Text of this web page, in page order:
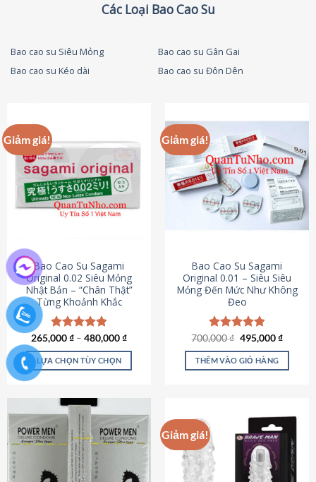
thể.
tùy
thể
được
chọn
trên
trang
sản
phẩm
Các Loại Bao Cao Su
Bao cao su Siêu Mỏng
Bao cao su Gân Gai
Bao cao su Kéo dài
Bao cao su Đôn Dên
Giảm giá!
Bao Cao Su Sagami
Original 0.02 Siêu Mỏng
Nhật Bản – “Chân Thật”
Từng Khoảnh Khắc
Được xếp
hạng4.87
5 sao
265,000₫ – 480,000₫
LỰA CHỌN TÙY CHỌN
này
có
nhiều
biến
thể.
Giảm giá!
Bao Cao Su Sagami
Original 0.01 – Siêu Siêu
Mỏng Đến Mức Như Không
Đeo
Được xếp
hạng4.83
5 sao
700,000₫ Giá
là:
700,000 ₫.
495,000₫Giá
tại
THÊM VÀO GIỎ HÀNG
Giảm giá!